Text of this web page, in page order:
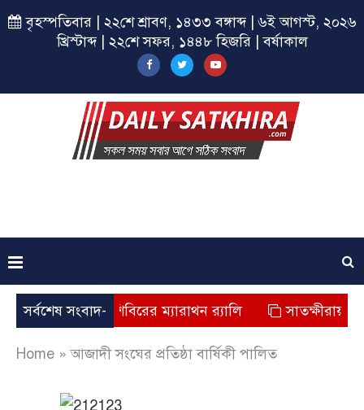
বৃহস্পতিবার | ২২শে শ্রাবণ, ১৪৩৩ বঙ্গাব্দ | ৬ই আগস্ট, ২০২৬
খ্রিস্টাব্দ | ২২শে সফর, ১৪৪৮ হিজরি | বর্ষাকাল
সর্বশেষ সংবাদ-
ছাত্রশিবিরের ম্যারাথন র‌্যালি সাতক্ষীরায় জুলাই
Home »আজাদী সংঘের প্রতিষ্ঠা বার্ষিকী পালিত